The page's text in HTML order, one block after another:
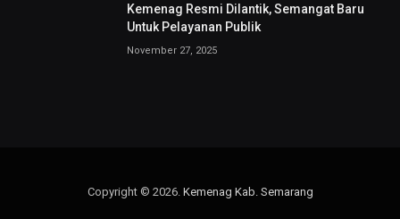
Kemenag Resmi Dilantik, Semangat Baru
Untuk Pelayanan Publik
November 27, 2025
Copyright © 2026. Kemenag Kab. Semarang